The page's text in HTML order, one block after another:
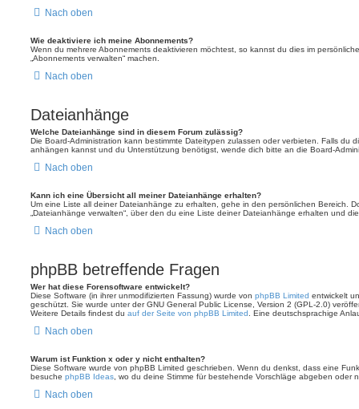
Nach oben
Wie deaktiviere ich meine Abonnements?
Wenn du mehrere Abonnements deaktivieren möchtest, so kannst du dies im
„Abonnements verwalten“ machen.
Nach oben
Dateianhänge
Welche Dateianhänge sind in diesem Forum zulässig?
Die Board-Administration kann bestimmte Dateitypen zulassen oder verbieten. Falls du
anhängen kannst und du Unterstützung benötigst, wende dich bitte an die Board-
Nach oben
Kann ich eine Übersicht all meiner Dateianhänge erhalten?
Um eine Liste all deiner Dateianhänge zu erhalten, gehe in den persönlichen Bereich.
„Dateianhänge verwalten“, über den du eine Liste deiner Dateianhänge erhalten und
Nach oben
phpBB betreffende Fragen
Wer hat diese Forensoftware entwickelt?
Diese Software (in ihrer unmodifizierten Fassung) wurde von phpBB Limited entwickelt
geschützt. Sie wurde unter der GNU General Public License, Version 2 (GPL-2.0)
Weitere Details findest du auf der Seite von phpBB Limited . Eine deutschsprachige
Nach oben
Warum ist Funktion x oder y nicht enthalten?
Diese Software wurde von phpBB Limited geschrieben. Wenn du denkst, dass eine
besuche phpBB Ideas , wo du deine Stimme für bestehende Vorschläge abgeben oder
Nach oben